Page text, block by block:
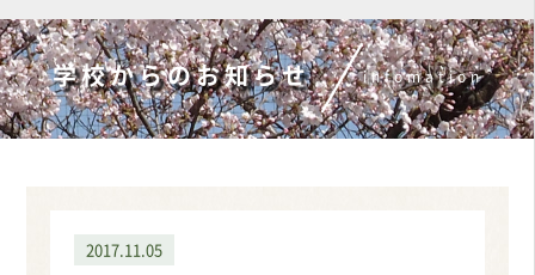
学校からのお知らせ infomation
2017.11.05